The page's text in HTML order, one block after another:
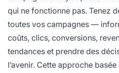
qui ne fonctionne pas. Tenez
toutes vos campagnes —
coûts, clics, conversions,
tendances et prendre des
l’avenir. Cette approche